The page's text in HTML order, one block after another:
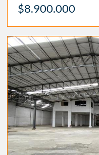
$8.900.000